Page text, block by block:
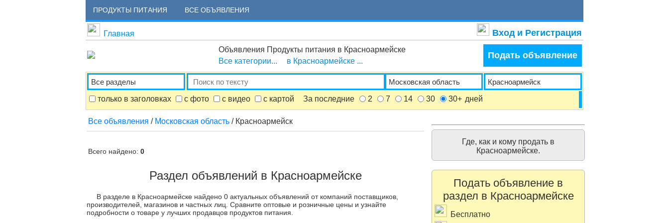
ПРОДУКТЫ ПИТАНИЯ ВСЕ ОБЪЯВЛЕНИЯ
Главная Вход и Регистрация
Объявления Продукты питания в Красноармейске
Все категории...
в Красноармейске ...
Подать объявление
только в заголовках с фото с видео с картой За последние 2 7 14 30 30+ дней
Все объявления / Московская область / Красноармейск
Всего найдено: 0
Раздел объявлений в Красноармейске
В разделе в Красноармейске найдено 0 актуальных объявлений от компаний поставщиков,
производителей, магазинов и частных лиц. Сравните оптовые и розничные цены и узнайте
подробности о товаре у лучших продавцов продуктов питания.
Где, как и кому продать в
Красноармейске.
Подать объявление в
раздел в Красноармейске
Бесплатно